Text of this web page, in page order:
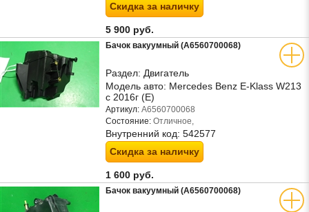
Скидка за наличку
5 900 руб.
Бачок вакуумный (A6560700068)
Раздел: Двигатель
Модель авто: Mercedes Benz E-Klass W213
с 2016г (Е)
Артикул: A6560700068
Состояние: Отличное,
Внутренний код: 542577
Скидка за наличку
1 600 руб.
Бачок вакуумный (A6560700068)